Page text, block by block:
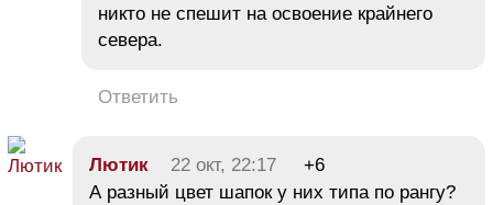
никто не спешит на освоение крайнего
севера.
Ответить
Лютик 22 окт, 22:17
+6
А разный цвет шапок у них типа по рангу?